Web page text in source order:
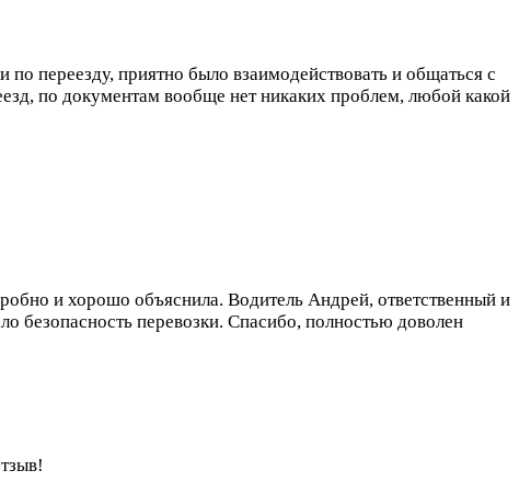
переезду, приятно было взаимодействовать и общаться с
по документам вообще нет никаких проблем, любой какой
и хорошо объяснила. Водитель Андрей, ответственный и
безопасность перевозки. Спасибо, полностью доволен